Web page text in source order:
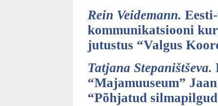
Rein Veidemann.
kommunikatsiooni
jutustus “Valgus
Tatjana Stepaništševa.
“Majamuuseum”
“Põhjatud